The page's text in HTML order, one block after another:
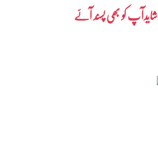
شایدآپ کو بھی پسند آئے